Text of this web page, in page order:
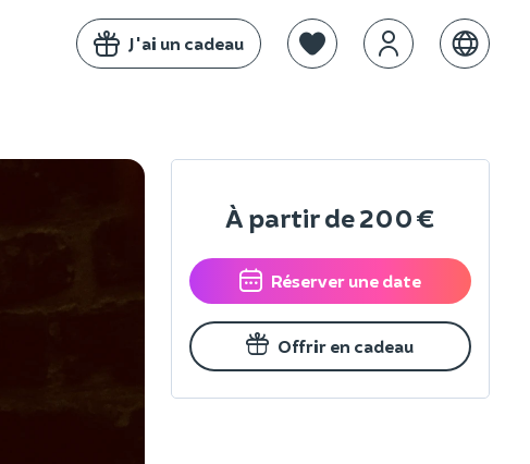
J'ai un cadeau
À partir de200 €
Réserver une date
Offrir en cadeau